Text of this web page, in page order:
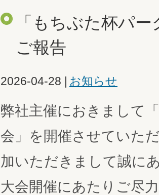
「もちぶた杯パ
ご報告
2026-04-28 | お知らせ
弊社主催におきまして
会」を開催させていた
加いただきまして誠に
大会開催にあたりご尽